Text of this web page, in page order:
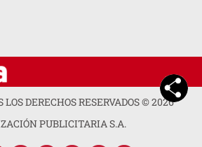
DERECHOS RESERVADOS ©2026
PUBLICITARIA S.A.